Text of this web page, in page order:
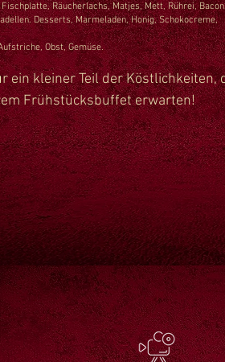
Räucherlachs, Matjes, Mett, Rührei,
Desserts, Marmeladen, Honig, Schokocreme,
Obst, Gemüse.
ein kleiner Teil der Köstlichkeiten,
Frühstücksbuffet erwarten!